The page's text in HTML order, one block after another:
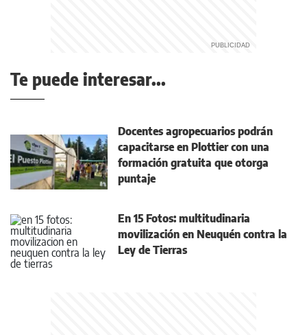
Te puede interesar...
Docentes agropecuarios podrán
capacitarse en Plottier con una
formación gratuita que otorga
puntaje
En 15 Fotos: multitudinaria
movilización en Neuquén contra la
Ley de Tierras